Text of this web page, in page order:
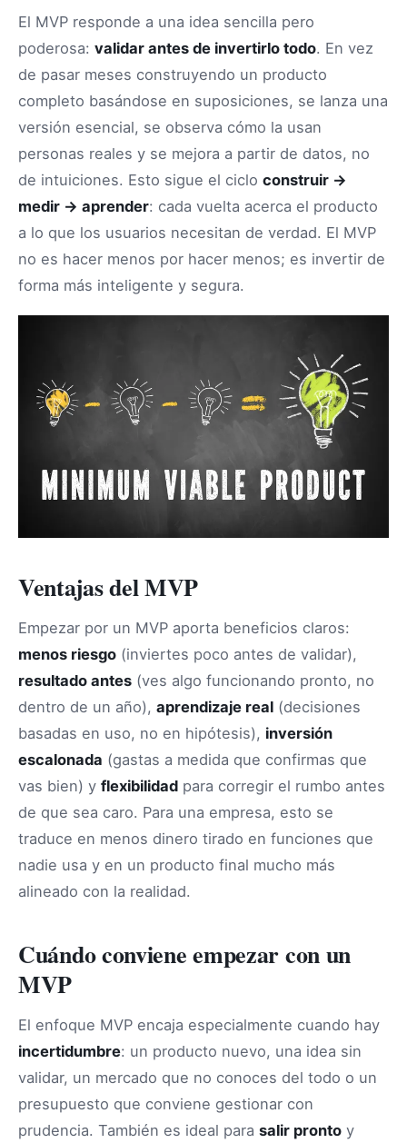
El MVP responde a una idea sencilla pero
poderosa: validar antes de invertirlo todo. En vez
de pasar meses construyendo un producto
completo basándose en suposiciones, se lanza una
versión esencial, se observa cómo la usan
personas reales y se mejora a partir de datos, no
de intuiciones. Esto sigue el ciclo construir →
medir → aprender: cada vuelta acerca el producto
a lo que los usuarios necesitan de verdad. El MVP
no es hacer menos por hacer menos; es invertir de
forma más inteligente y segura.
Ventajas del MVP
Empezar por un MVP aporta beneficios claros:
menos riesgo (inviertes poco antes de validar),
resultado antes (ves algo funcionando pronto, no
dentro de un año), aprendizaje real (decisiones
basadas en uso, no en hipótesis), inversión
escalonada (gastas a medida que confirmas que
vas bien) y flexibilidad para corregir el rumbo antes
de que sea caro. Para una empresa, esto se
traduce en menos dinero tirado en funciones que
nadie usa y en un producto final mucho más
alineado con la realidad.
Cuándo conviene empezar con un
MVP
El enfoque MVP encaja especialmente cuando hay
incertidumbre: un producto nuevo, una idea sin
validar, un mercado que no conoces del todo o un
presupuesto que conviene gestionar con
prudencia. También es ideal para salir pronto y